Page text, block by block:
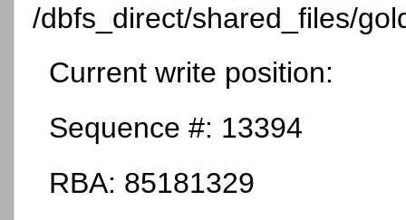
/dbfs_direct/shared_files/
Current write position:
Sequence #: 13394
RBA: 85181329